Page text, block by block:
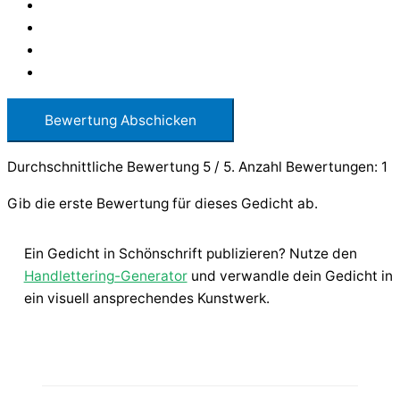
Bewertung Abschicken
Durchschnittliche Bewertung 5 / 5. Anzahl Bewertungen: 1
Gib die erste Bewertung für dieses Gedicht ab.
Ein Gedicht in Schönschrift publizieren? Nutze den
Handlettering-Generatorund verwandle dein Gedicht in
ein visuell ansprechendes Kunstwerk.